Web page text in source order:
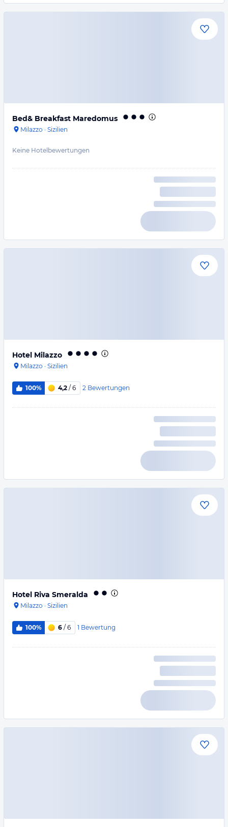
Bed& Breakfast Maredomus
Milazzo · Sizilien
Keine Hotelbewertungen
Hotel Milazzo
Milazzo · Sizilien
100% 4,2 / 6 2 Bewertungen
Hotel Riva Smeralda
Milazzo · Sizilien
100% 6 / 6 1 Bewertung